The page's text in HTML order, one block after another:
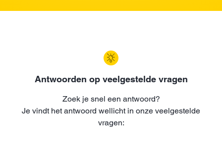
Antwoorden op veelgestelde vragen
Zoek je snel een antwoord?
Je vindt het antwoord wellicht in onze veelgestelde
vragen: